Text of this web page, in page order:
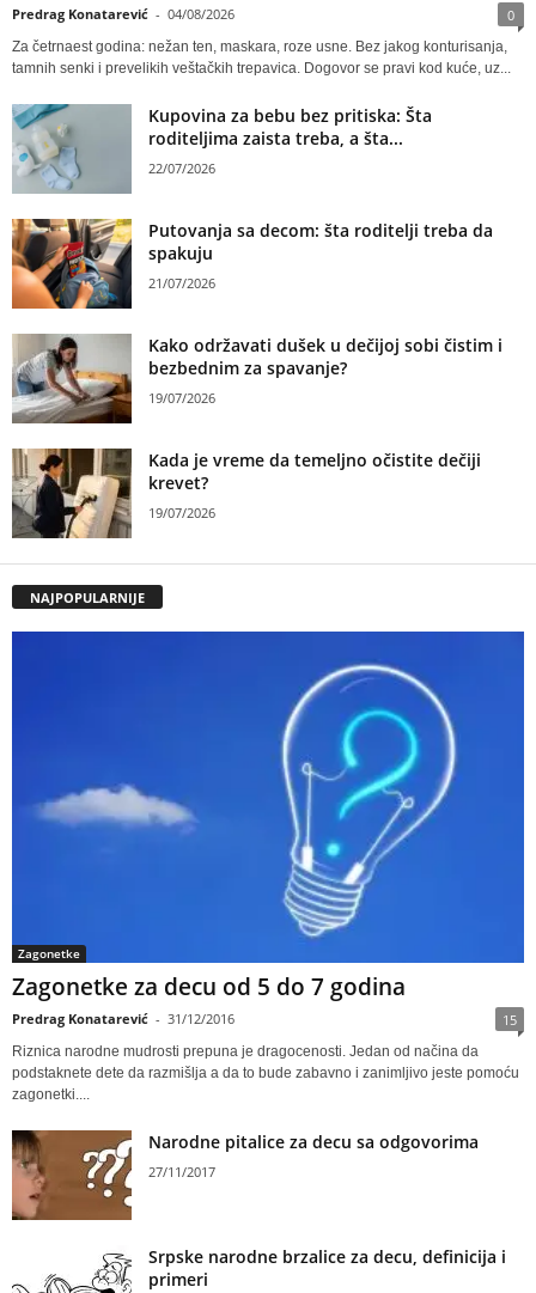
Predrag Konatarević - 04/08/2026 0
Za četrnaest godina: nežan ten, maskara, roze usne. Bez jakog konturisanja,
tamnih senki i prevelikih veštačkih trepavica. Dogovor se pravi kod kuće, uz...
Kupovina za bebu bez pritiska: Šta
roditeljima zaista treba, a šta...
22/07/2026
Putovanja sa decom: šta roditelji treba da
spakuju
21/07/2026
Kako održavati dušek u dečijoj sobi čistim i
bezbednim za spavanje?
19/07/2026
Kada je vreme da temeljno očistite dečiji
krevet?
19/07/2026
NAJPOPULARNIJE
Zagonetke
Zagonetke za decu od 5 do 7 godina
Predrag Konatarević - 31/12/2016 15
Riznica narodne mudrosti prepuna je dragocenosti. Jedan od načina da
podstaknete dete da razmišlja a da to bude zabavno i zanimljivo jeste pomoću
zagonetki....
Narodne pitalice za decu sa odgovorima
27/11/2017
Srpske narodne brzalice za decu, definicija i
primeri